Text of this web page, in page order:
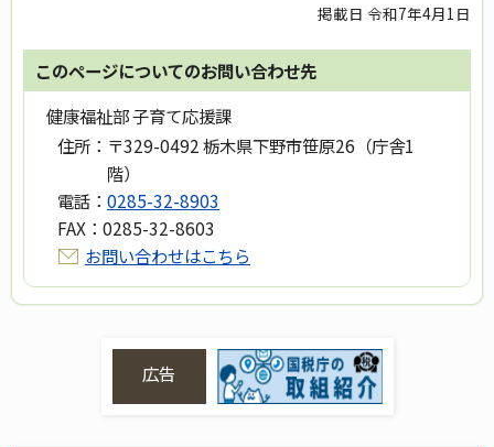
掲載日 令和7年4月1日
このページについてのお問い合わせ先
健康福祉部 子育て応援課
住所： 〒329-0492 栃木県下野市笹原26（庁舎1
階）
電話： 0285-32-8903
FAX： 0285-32-8603
お問い合わせはこちら
広告